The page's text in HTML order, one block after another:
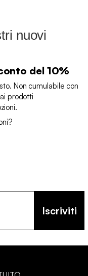
nuovi
del 10%
Non cumulabile con
prodotti
Iscriviti